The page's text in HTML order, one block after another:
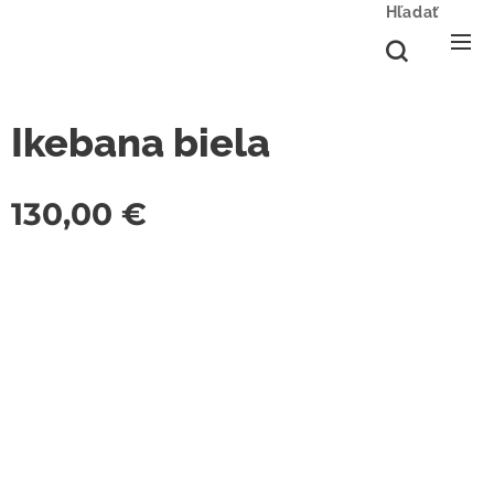
Hľadať
Ikebana biela
130,00 €